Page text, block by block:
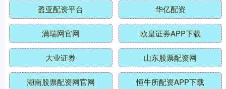
盈亚配资平台 华亿配资
满瑞网官网 欧皇证券APP下载
大业证券 山东股票配资网
湖南股票配资网官网 恒牛所配资APP下载